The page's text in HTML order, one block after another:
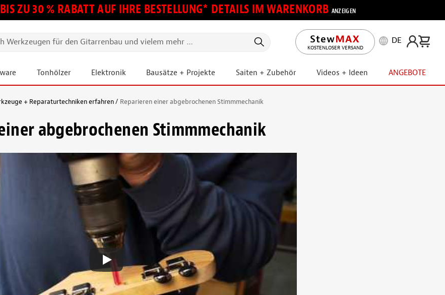
BIS ZU 30 % RABATT AUF IHRE BESTELLUNG* DETAILS IM WARENKORB ANZEIGEN
KOSTENLOSER VERSAND
DE
Tonhölzer Elektronik Bausätze + Projekte Saiten + Zubehör Videos + Ideen ANGEBOTE
+ Reparaturtechniken erfahren Reparieren einer abgebrochenen Stimmmechanik
abgebrochenen Stimmmechanik